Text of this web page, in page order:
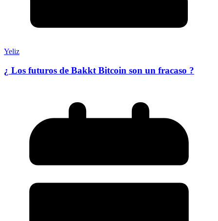
Yeliz
¿ Los futuros de Bakkt Bitcoin son un fracaso ?